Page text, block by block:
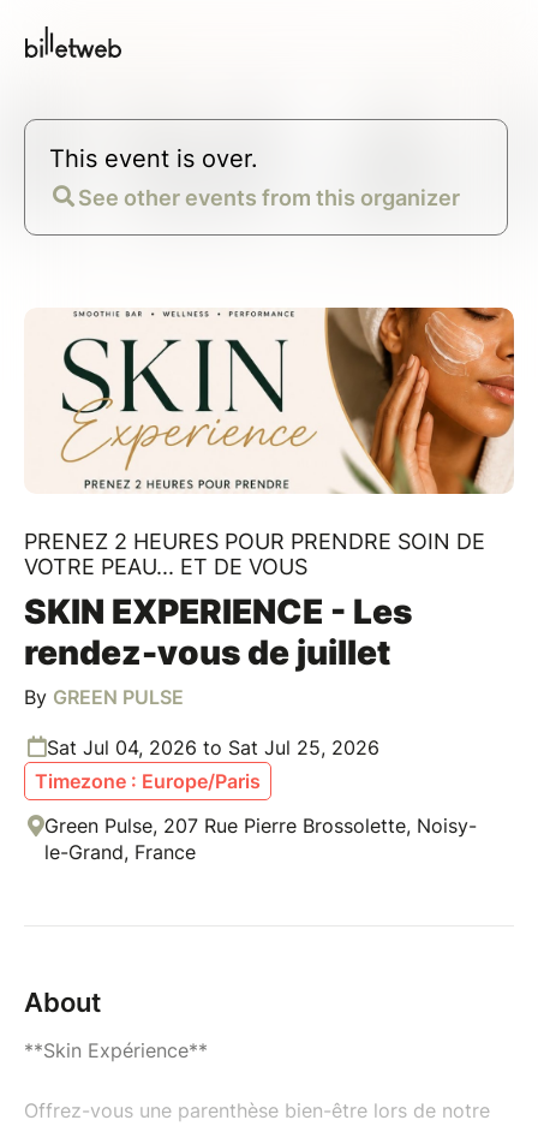
This event is over.
See other events from this organizer
PRENEZ 2 HEURES POUR PRENDRE SOIN DE
VOTRE PEAU... ET DE VOUS
SKIN EXPERIENCE - Les
rendez-vous de juillet
By GREEN PULSE
Sat Jul 04, 2026 to Sat Jul 25, 2026
Timezone : Europe/Paris
Green Pulse, 207 Rue Pierre Brossolette, Noisy-
le-Grand, France
About
**Skin Expérience**
Offrez-vous une parenthèse bien-être lors de notre